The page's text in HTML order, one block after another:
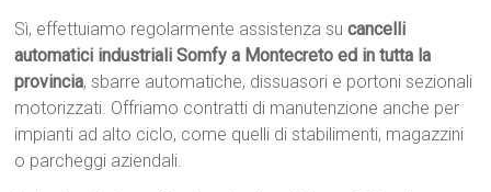
Sì, effettuiamo regolarmente assistenza sucancelli
automatici industriali Somfy a Montecreto ed in tutta la
provincia, sbarre automatiche, dissuasori e portoni sezionali
motorizzati. Offriamo contratti di manutenzione anche per
impianti ad alto ciclo, come quelli di stabilimenti, magazzini
o parcheggi aziendali.